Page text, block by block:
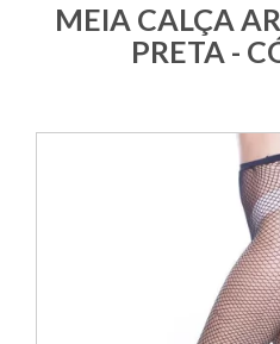
MEIA CALÇA
PRETA -